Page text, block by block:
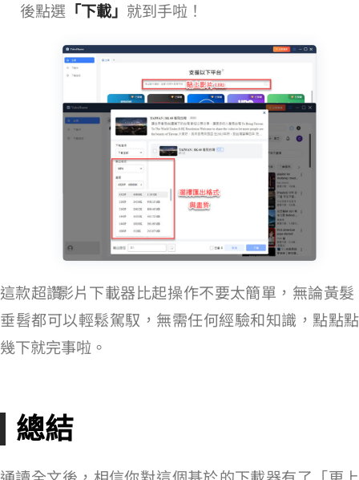
後點選 「下載」 就到手啦！
這款超讚 YouTube 影片下載器比起 youtube-dl 操作不要太簡單，無論黃髮
垂髫都可以輕鬆駕馭，無需任何經驗和知識，點點點
幾下就完事啦。
總結